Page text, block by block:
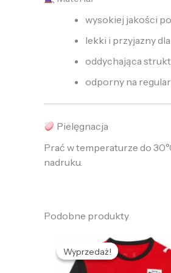
wysokiej jakości
lekki i przyjazny
oddychająca
odporny na
Pielęgnacja
Prać w temperaturze do
nadruku.
Podobne produkty
Wyprzedaż!
Wyprzedaż!
Pierwotna
wynosiła:
485,63 zł.
Aktualna
cena
wynosi:
132,57 zł.